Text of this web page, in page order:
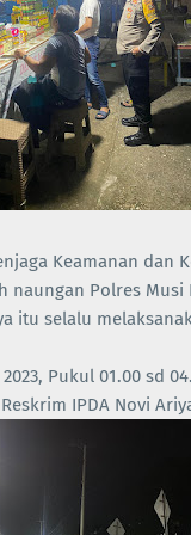
Keamanan dan
Polres Musi
itu selalu
Pukul 01.00 sd
IPDA Novi